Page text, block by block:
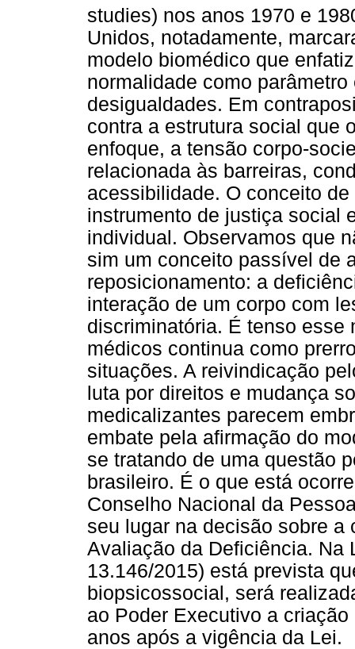
studies) nos anos 1970 e
Unidos, notadamente,
modelo biomédico que
normalidade como
desigualdades. Em
contra a estrutura social que
enfoque, a tensão corpo-
relacionada às barreiras,
acessibilidade. O conceito
instrumento de justiça social
individual. Observamos que
sim um conceito passível de
reposicionamento: a
interação de um corpo com
discriminatória. É tenso esse
médicos continua como
situações. A reivindicação
luta por direitos e mudança
medicalizantes parecem
embate pela afirmação do
se tratando de uma questão
brasileiro. É o que está
Conselho Nacional da
seu lugar na decisão sobre
Avaliação da Deficiência. Na
13.146/2015) está prevista
biopsicossocial, será
ao Poder Executivo a
anos após a vigência da Lei.